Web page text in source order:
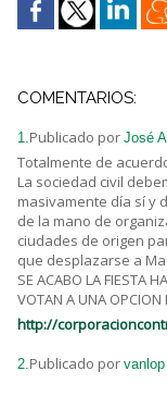
COMENTARIOS:
1. Publicado por José
Totalmente de
La sociedad civil
masivamente día sí y
de la mano de
ciudades de origen
que desplazarse a
SE ACABO LA FIESTA
VOTAN A UNA OPCION
http://
2. Publicado por vanlop